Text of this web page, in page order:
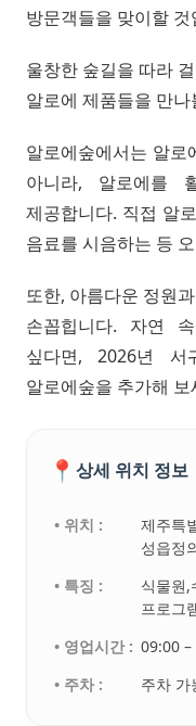
방문객들을 맞이할 것
울창한 숲길을 따라
알로에 제품들을 만
알로에숲에서는 알로
아니라, 알로에를
제공합니다. 직접 알
음료를 시음하는 등
또한, 아름다운 정원
손꼽힙니다. 자연
싶다면, 2026년 서
알로에숲을 추가해 보
📍 상세 위치 정보
• 위치 :
제주특
성읍정
• 특징 :
식물원,
프로그
• 영업시간 : 09:00 –
• 주차 :
주차 가